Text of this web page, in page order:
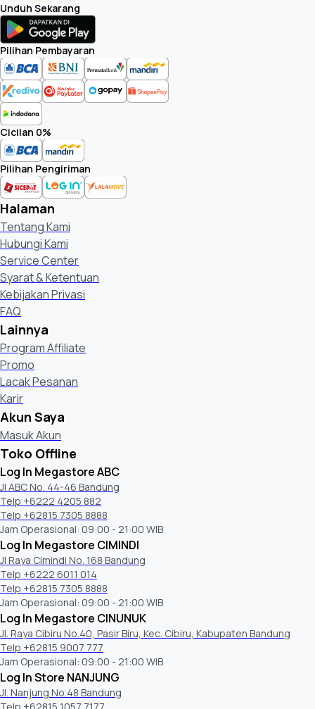
Unduh Sekarang
Pilihan Pembayaran
Cicilan 0%
Pilihan Pengiriman
Halaman
Tentang Kami
Hubungi Kami
Service Center
Syarat & Ketentuan
Kebijakan Privasi
FAQ
Lainnya
Program Affiliate
Promo
Lacak Pesanan
Karir
Akun Saya
Masuk Akun
Toko Offline
Log In Megastore ABC
Jl ABC No. 44-46 Bandung
Telp +6222 4205 882
Telp +62815 7305 8888
Jam Operasional: 09:00 - 21:00 WIB
Log In Megastore CIMINDI
Jl Raya Cimindi No. 168 Bandung
Telp +6222 6011 014
Telp +62815 7305 8888
Jam Operasional: 09:00 - 21:00 WIB
Log In Megastore CINUNUK
Jl. Raya Cibiru No.40, Pasir Biru, Kec. Cibiru, Kabupaten Bandung
Telp +62815 9007 777
Jam Operasional: 09:00 - 21:00 WIB
Log In Store NANJUNG
Jl. Nanjung No.48 Bandung
Telp +62815 1057 7177